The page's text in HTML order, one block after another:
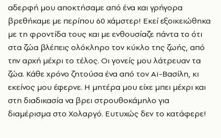
αδερφή μου αποκτήσαμε από ένα και γρήγορα
βρεθήκαμε με περίπου 60 χάμστερ! Εκεί εξοικειώθηκα
με τη φροντίδα τους και με ενθουσίαζε πάντα το ότι
στα ζώα βλέπεις ολόκληρο τον κύκλο της ζωής, από
την αρχή μέχρι το τέλος. Οι γονείς μου λάτρευαν τα
ζώα. Κάθε χρόνο ζητούσα ένα από τον Αϊ-Βασίλη, κι
εκείνος μου έφερνε. Η μητέρα μου είχε μπει μέχρι και
στη διαδικασία να βρει στρουθοκάμηλο για
διαμέρισμα στο Χολαργό. Ευτυχώς δεν το κατάφερε!